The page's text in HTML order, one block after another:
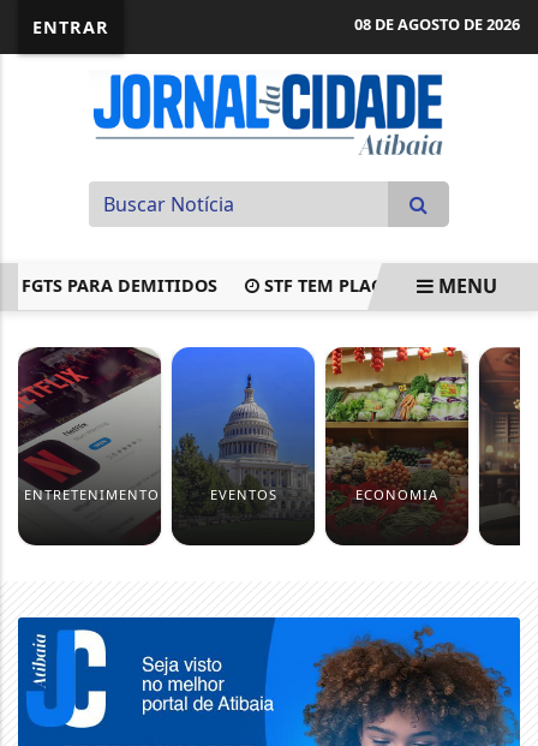
ENTRAR 08 DE AGOSTO DE 2026
PARA DEMITIDOS STF TEM PLACAR DE 2 VOTOS A 0
MENU
ENTRETENIMENTO EVENTOS ECONOMIA